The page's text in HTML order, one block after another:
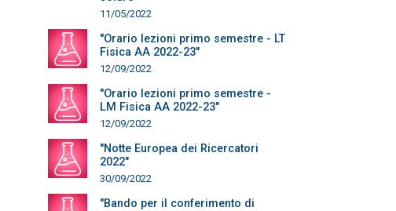
11/05/2022
"Orario lezioni primo semestre - LT
Fisica AA 2022-23"
12/09/2022
"Orario lezioni primo semestre -
LM Fisica AA 2022-23"
12/09/2022
"Notte Europea dei Ricercatori
2022"
30/09/2022
"Bando per il conferimento di